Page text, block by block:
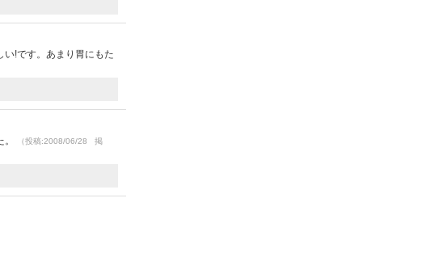
!です。あまり胃にもた
。
（投稿:2008/06/28 掲